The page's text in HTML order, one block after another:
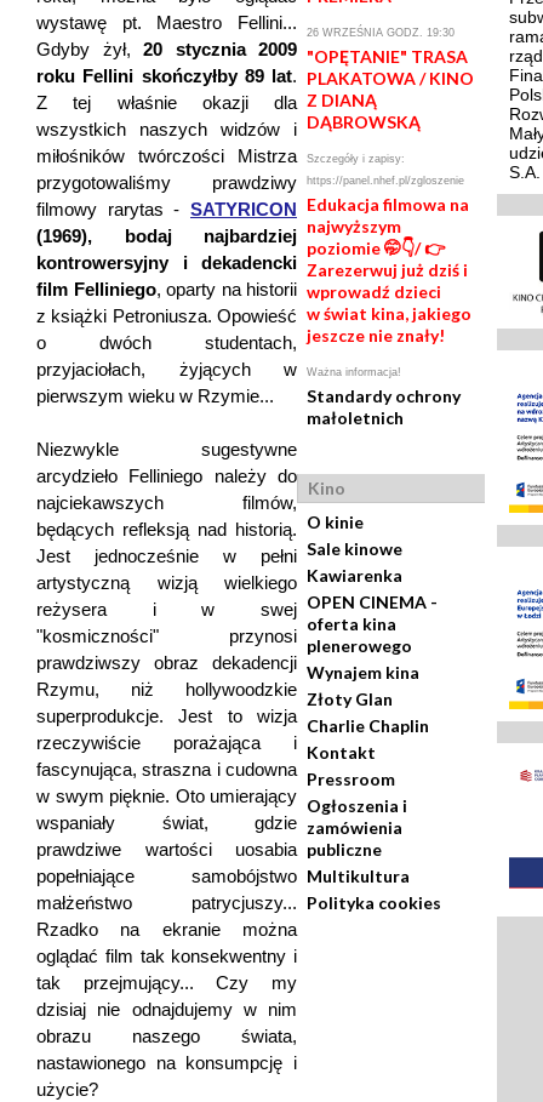
wystawę pt. Maestro Fellini...
Gdyby żył, 20 stycznia 2009
roku Fellini skończyłby 89 lat.
Z tej właśnie okazji dla
wszystkich naszych widzów i
miłośników twórczości Mistrza
przygotowaliśmy prawdziwy
filmowy rarytas - SATYRICON
(1969), bodaj najbardziej
kontrowersyjny i dekadencki
film Felliniego, oparty na historii
z książki Petroniusza. Opowieść
o dwóch studentach,
przyjaciołach, żyjących w
pierwszym wieku w Rzymie...
Niezwykle sugestywne
arcydzieło Felliniego należy do
najciekawszych filmów,
będących refleksją nad historią.
Jest jednocześnie w pełni
artystyczną wizją wielkiego
reżysera i w swej
"kosmiczności" przynosi
prawdziwszy obraz dekadencji
Rzymu, niż hollywoodzkie
superprodukcje. Jest to wizja
rzeczywiście porażająca i
fascynująca, straszna i cudowna
w swym pięknie. Oto umierający
wspaniały świat, gdzie
prawdziwe wartości uosabia
popełniające samobójstwo
małżeństwo patrycjuszy...
Rzadko na ekranie można
oglądać film tak konsekwentny i
tak przejmujący... Czy my
dzisiaj nie odnajdujemy w nim
obrazu naszego świata,
nastawionego na konsumpcję i
użycie?
26 WRZEŚNIA GODZ. 19:30
"OPĘTANIE" TRASA
PLAKATOWA / KINO
Z DIANĄ
DĄBROWSKĄ
Szczegóły i zapisy:
https://panel.nhef.pl/zgloszenie
Edukacja filmowa na
najwyższym
poziomie 🤭👇/ 👉
Zarezerwuj już dziś i
wprowadź dzieci
w świat kina, jakiego
jeszcze nie znały!
Ważna informacja!
Standardy ochrony
małoletnich
Kino
O kinie
Sale kinowe
Kawiarenka
OPEN CINEMA -
oferta kina
plenerowego
Wynajem kina
Złoty Glan
Charlie Chaplin
Kontakt
Pressroom
Ogłoszenia i
zamówienia
publiczne
Multikultura
Polityka cookies
S.A.